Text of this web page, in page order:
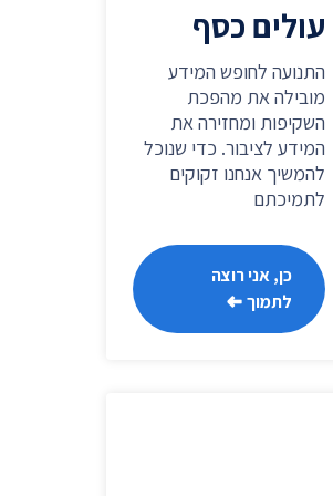
עולים כסף
התנועה לחופש המידע
מובילה את מהפכת
השקיפות ומחזירה את
המידע לציבור. כדי שנוכל
להמשיך אנחנו זקוקים
לתמיכתם
כן, אני רוצה
לתמוך